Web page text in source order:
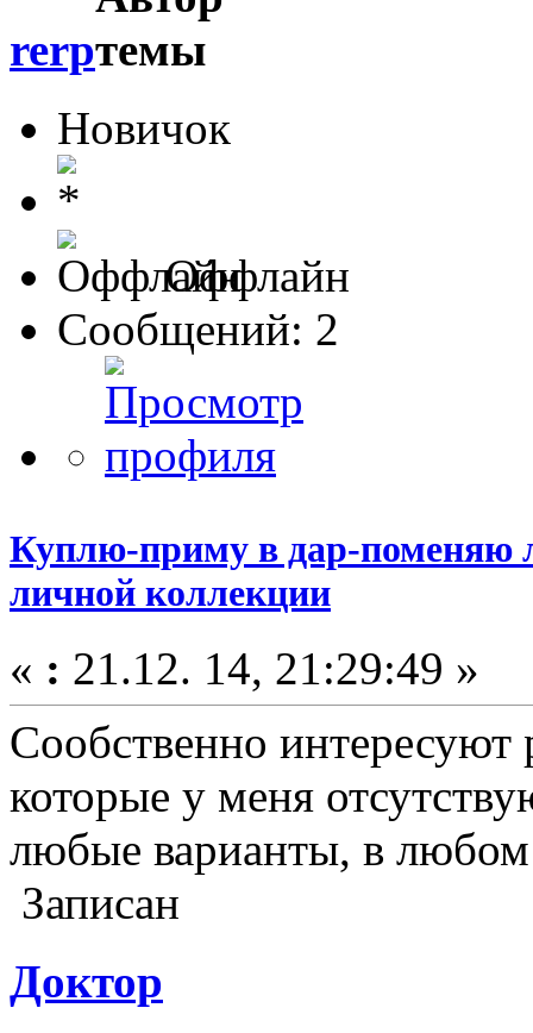
rerp
Новичок
Оффлайн
Сообщений: 2
Куплю-приму в дар-поменяю
личной коллекции
« : 21.12. 14, 21:29:49 »
Сообственно интересуют
которые у меня
любые варианты, в любом
Записан
Доктор